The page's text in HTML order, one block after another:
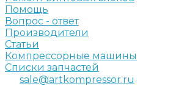
Помощь
Вопрос - ответ
Производители
Статьи
Компрессорные машины
Списки запчастей
sale@artkompressor.ru